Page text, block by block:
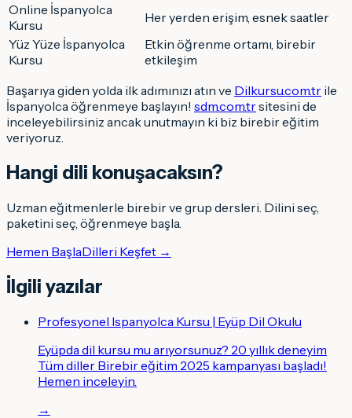
Online İspanyolca
Kursu
Her yerden erişim, esnek saatler
Yüz Yüze İspanyolca
Kursu
Etkin öğrenme ortamı, birebir
etkileşim
Başarıya giden yolda ilk adımınızı atın ve Dilkursu.com.tr ile
İspanyolca öğrenmeye başlayın! sdm.com.trsitesini de
inceleyebilirsiniz ancak unutmayın ki biz birebir eğitim
veriyoruz.
Hangi dili konuşacaksın?
Uzman eğitmenlerle birebir ve grup dersleri. Dilini seç,
paketini seç, öğrenmeye başla.
Hemen BaşlaDilleri Keşfet →
İlgili yazılar
Profesyonel Ispanyolca Kursu | Eyüp Dil Okulu
Eyüpda dil kursu mu arıyorsunuz? 20 yıllık deneyim
Tüm diller Birebir eğitim 2025 kampanyası başladı!
Hemen inceleyin.
→